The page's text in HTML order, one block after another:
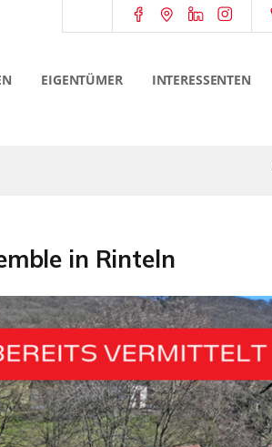
EIGENTÜMER INTERESSENTEN
in Rinteln